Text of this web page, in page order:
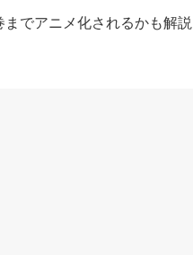
でアニメ化されるかも解説